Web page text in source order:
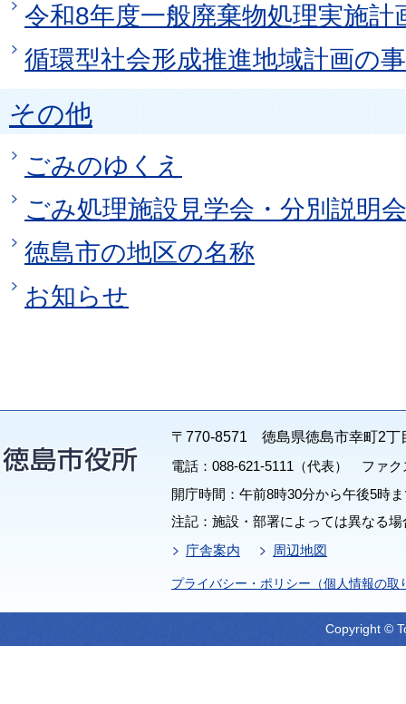
令和8年度一般廃棄物処理実施計
循環型社会形成推進地域計画の
その他
ごみのゆくえ
ごみ処理施設見学会・分別説明
徳島市の地区の名称
お知らせ
〒770-8571 徳島県徳島市幸町2丁
電話：088-621-5111（代表） ファク
開庁時間：午前8時30分から午後5時
注記：施設・部署によっては異なる
庁舎案内
周辺地図
プライバシー・ポリシー（個人情報の取
Copyright ©